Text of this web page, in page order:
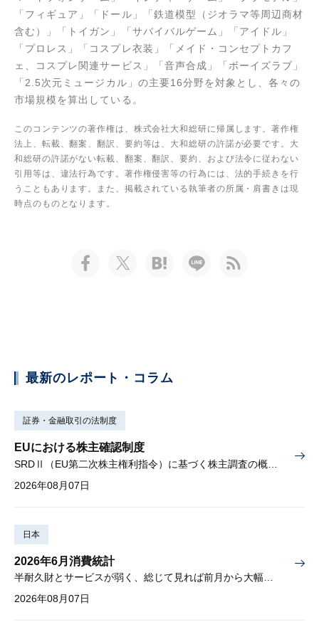
「フィギュア」「ドール」「鉄道模型（ジオラマ等周辺商材
含む）」「トイガン」「サバイバルゲーム」「アイドル」
「プロレス」「コスプレ衣装」「メイド・コンセプトカフ
ェ、コスプレ関連サービス」「音声合成」「ボーイズラブ」
「2.5次元ミュージカル」の主要16分野を対象とし、各々の
市場規模を算出している。
このコンテンツの著作権は、株式会社大和総研に帰属します。著作権
法上、転載、翻案、翻訳、要約等は、大和総研の許諾が必要です。大
和総研の許諾がない転載、翻案、翻訳、要約、および法令に従わない
引用等は、違法行為です。著作権侵害等の行為には、法的手続きを行
うこともあります。また、掲載されている執筆者の所属・肩書きは現
時点のものとなります。
最新のレポート・コラム
証券・金融取引の法制度
EUにおける株主確認制度
2026年08月07日
日本
2026年6月消費統計
半耐久財とサービスが弱く、総じて見れば前月から大幅に減少
2026年08月07日